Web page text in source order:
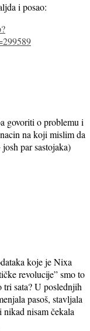
i posao:
govoriti o problemu i
na koji mislim da
par sastojaka)
koje je Nixa
revolucije” smo to
sata? U poslednjih
pasoš, stavljala
nisam čekala